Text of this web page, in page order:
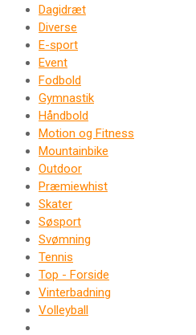
Dagidræt
Diverse
E-sport
Event
Fodbold
Gymnastik
Håndbold
Motion og Fitness
Mountainbike
Outdoor
Præmiewhist
Skater
Søsport
Svømning
Tennis
Top - Forside
Vinterbadning
Volleyball